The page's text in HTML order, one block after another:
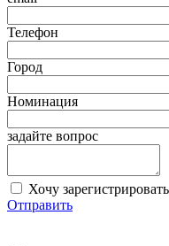
Телефон
Город
Номинация
задайте вопрос
Хочу
Отправить